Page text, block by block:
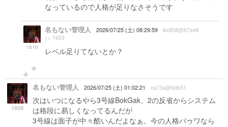
なっているので人格が足りなさそうです
1610
名もない管理人 2026/07/25 (土) 08:29:59 6e858@67a48
>> 1603
レベル足りてないとか？
1609
名もない管理人 2026/07/25 (土) 01:02:21 ca73a@6db51
次はいつになるやら3号線BokGak、2の反省からシステム
は格段に易しくなってるんだが
3号線は面子が中々酷いんだよなぁ。今の人格パゥワなら